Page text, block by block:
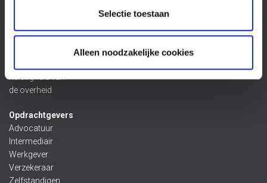
Selectie toestaan
Alleen noodzakelijke cookies
product
nalatigheid van
de overheid
Opdrachtgevers
Advocatuur
Intermediair
Werkgever
Verzekeraar
Zelfstandigen